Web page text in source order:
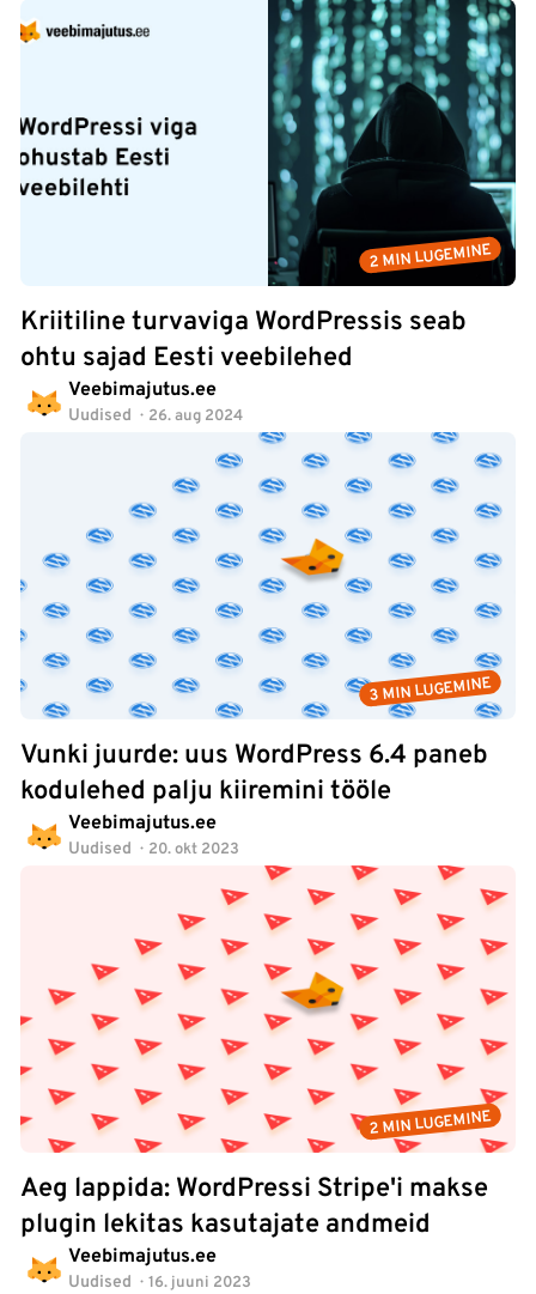
2 MIN LUGEMINE
Kriitiline turvaviga WordPressis seab
ohtu sajad Eesti veebilehed
Veebimajutus.ee
Uudised 26. aug 2024
3 MIN LUGEMINE
Vunki juurde: uus WordPress 6.4 paneb
kodulehed palju kiiremini tööle
Veebimajutus.ee
Uudised 20. okt 2023
2 MIN LUGEMINE
Aeg lappida: WordPressi Stripe'i makse
plugin lekitas kasutajate andmeid
Veebimajutus.ee
Uudised 16. juuni 2023